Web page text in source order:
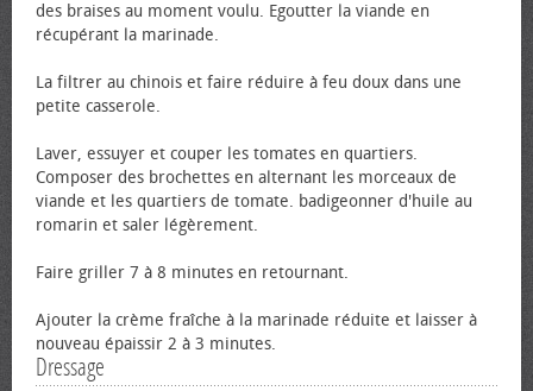
des braises au moment voulu. Egoutter la viande en
récupérant la marinade.
La filtrer au chinois et faire réduire à feu doux dans une
petite casserole.
Laver, essuyer et couper les tomates en quartiers.
Composer des brochettes en alternant les morceaux de
viande et les quartiers de tomate. badigeonner d'huile au
romarin et saler légèrement.
Faire griller 7 à 8 minutes en retournant.
Ajouter la crème fraîche à la marinade réduite et laisser à
nouveau épaissir 2 à 3 minutes.
Dressage